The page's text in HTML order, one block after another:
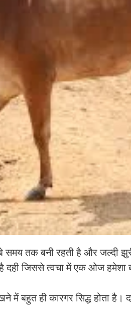
तक बनी रहती है और जल्दी
दही जिससे त्वचा में एक ओज हमेशा
में बहुत ही कारगर सिद्ध होता